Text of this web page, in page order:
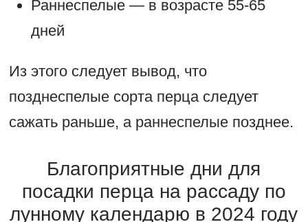
Раннеспелые — в возрасте 55-65
дней
Из этого следует вывод, что
позднеспелые сорта перца следует
сажать раньше, а раннеспелые позднее.
Благоприятные дни для
посадки перца на рассаду по
лунному календарю в 2024 году